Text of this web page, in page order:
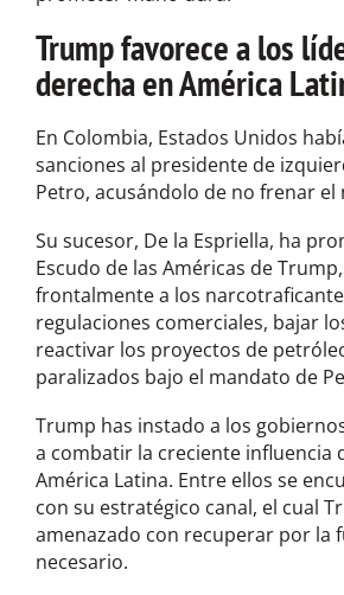
Trump favorece a los
derecha en América
En Colombia, Estados Unidos
sanciones al presidente de
Petro, acusándolo de no frenar el
Su sucesor, De la Espriella, ha
Escudo de las Américas de
frontalmente a los
regulaciones comerciales, bajar
reactivar los proyectos de
paralizados bajo el mandato de
Trump has instado a los
a combatir la creciente influencia
América Latina. Entre ellos se
con su estratégico canal, el cual
amenazado con recuperar por la
necesario.